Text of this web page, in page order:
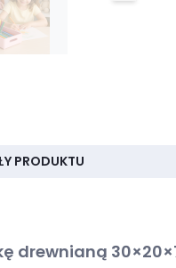
PRODUKTU
drewnianą